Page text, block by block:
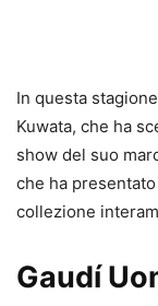
In questa
Kuwata, che ha
show del suo
che ha
collezione
Gaudí